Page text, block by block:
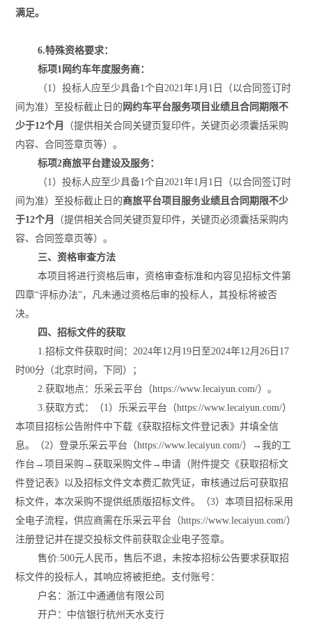
满足。
6.特殊资格要求：
标项1 网约车年度服务商：
（1）投标人应至少具备1个自2021年1月1日（以合同签订时
间为准）至投标截止日的 网约车平台服务项目业绩 且合同期限不
少于12个月 （提供相关合同关键页复印件，关键页必须囊括采购
内容、合同签章页等）。
标项2商旅平台建设及服务：
（1 ）投标人应至少具备1个自2021年1月1日（以合同签订时
间为准）至投标截止日的商旅平台项目服务业绩 且合同期限不少
于12个月 （提供相关合同关键页复印件，关键页必须囊括采购内
容、合同签章页等）。
三、资格审查方法
本项目将进行资格后审，资格审查标准和内容见招标文件第
四章“评标办法”，凡未通过资格后审的投标人，其投标将被否
决。
四、招标文件的获取
1.招标文件获取时间：2024年12 月 19 日至2024年12 月 26 日 17
时00分（北京时间，下同）；
2.获取地点：乐采云平台（https://www.lecaiyun.com/）。
3.获取方式：（1）乐采云平台（https://www.lecaiyun.com/）
本项目招标公告附件中下载《获取招标文件登记表》并填全信
息。（2）登录乐采云平台（https://www.lecaiyun.com/）→我的工
作台→项目采购→获取采购文件→申请（附件提交《获取招标文
件登记表》以及招标文件文本费汇款凭证，审核通过后可获取招
标文件，本次采购不提供纸质版招标文件。（3）本项目招标采用
全电子流程，供应商需在乐采云平台（https://www.lecaiyun.com/）
注册登记并在提交投标文件前获取企业电子签章。
售价:500元人民币，售后不退，未按本招标公告要求获取招
标文件的投标人，其响应将被拒绝。支付账号：
户名：浙江中通通信有限公司
开户：中信银行杭州天水支行